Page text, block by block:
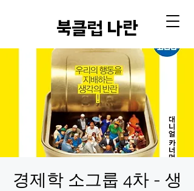
​북클럽 나란
경제학 소그룹 4차 - 생